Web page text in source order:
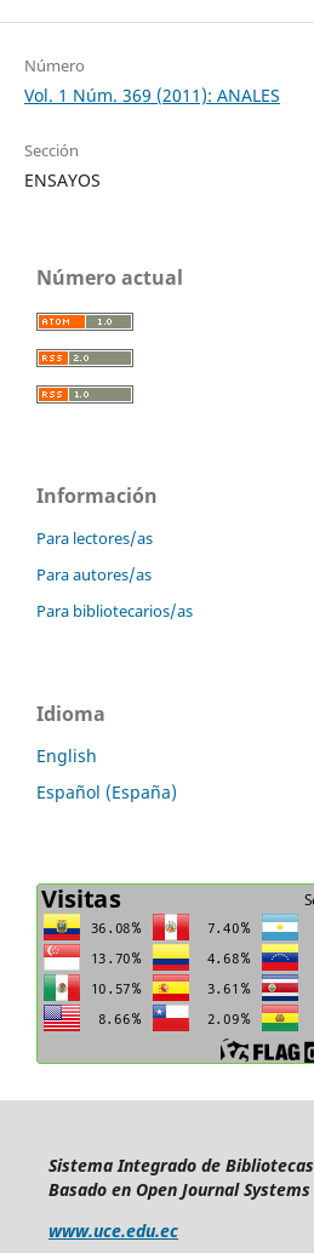
Número
Vol. 1 Núm. 369 (2011): ANALES
Sección
ENSAYOS
Número actual
Información
Para lectores/as
Para autores/as
Para bibliotecarios/as
Idioma
English
Español (España)
Sistema Integrado de Bibliotecas
Basado en Open Journal Systems
www.uce.edu.ec